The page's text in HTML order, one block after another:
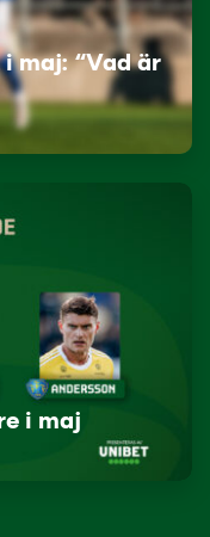
maj: “Vad är
i maj